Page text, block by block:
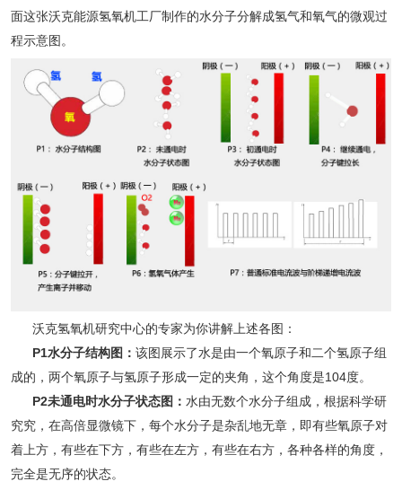
面这张沃克能源氢氧机工厂制作的水分子分解成氢气和氧气的微观过
程示意图。
沃克氢氧机研究中心的专家为你讲解上述各图：
P1水分子结构图：该图展示了水是由一个氧原子和二个氢原子组
成的，两个氧原子与氢原子形成一定的夹角，这个角度是104度。
P2未通电时水分子状态图：水由无数个水分子组成，根据科学研
究究，在高倍显微镜下，每个水分子是杂乱地无章，即有些氧原子对
着上方，有些在下方，有些在左方，有些在右方，各种各样的角度，
完全是无序的状态。